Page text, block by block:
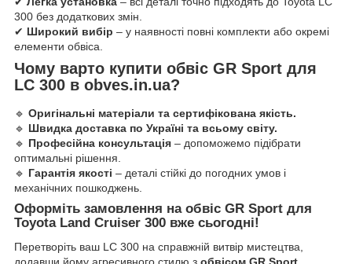
300 без додаткових змін.
✔ Широкий вибір – у наявності повні комплекти або окремі
елементи обвіса.
Чому варто купити обвіс GR Sport для
LC 300 в obves.in.ua?
🔹 Оригінальні матеріали та сертифікована якість.
🔹 Швидка доставка по Україні та всьому світу.
🔹 Професійна консультація – допоможемо підібрати
оптимальні рішення.
🔹 Гарантія якості – деталі стійкі до погодних умов і
механічних пошкоджень.
Оформіть замовлення на обвіс GR Sport для
Toyota Land Cruiser 300 вже сьогодні!
Перетворіть ваш LC 300 на справжній витвір мистецтва,
додавши йому агресивного стилю з обвісом GR Sport